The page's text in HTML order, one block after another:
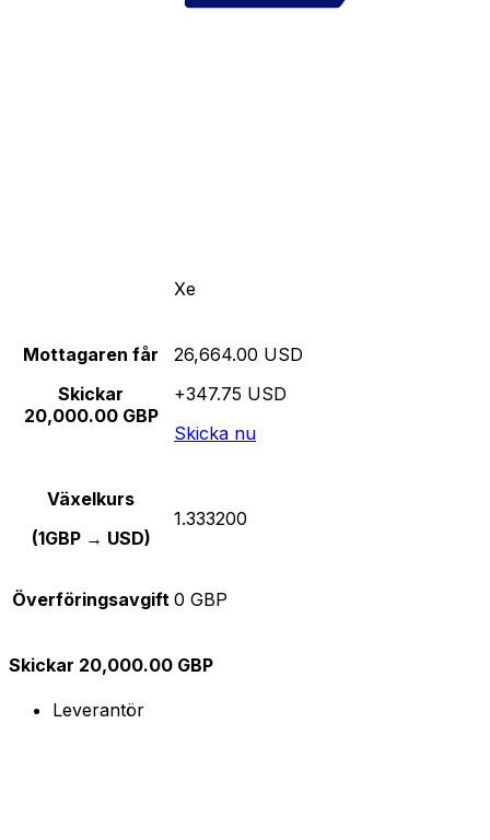
Xe
Mottagaren får
Skickar
20,000.00 GBP
26,664.00 USD
+347.75 USD
Skicka nu
Växelkurs
(1GBP → USD)
1.333200
Överföringsavgift 0 GBP
Skickar 20,000.00 GBP
Leverantör